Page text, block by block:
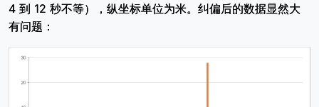
4 到 12 秒不等），纵坐标单位为米。纠偏后的数据显然大
有问题：